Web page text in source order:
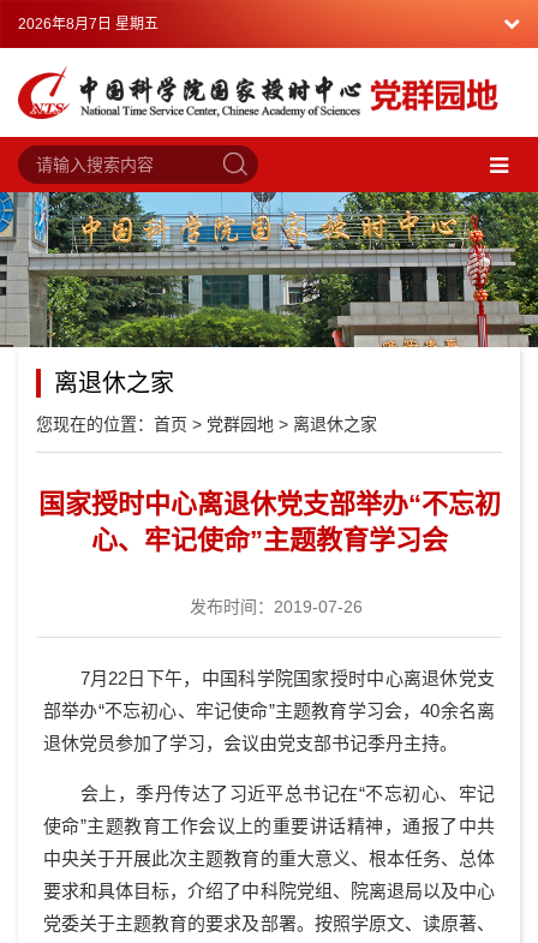
2026年8月7日 星期五
离退休之家
您现在的位置： 首页 > 党群园地 > 离退休之家
国家授时中心离退休党支部举办“不忘初
心、牢记使命”主题教育学习会
发布时间：2019-07-26
7月22日下午，中国科学院国家授时中心离退休党支
部举办“不忘初心、牢记使命”主题教育学习会，40余名离
退休党员参加了学习，会议由党支部书记季丹主持。
会上，季丹传达了习近平总书记在“不忘初心、牢记
使命”主题教育工作会议上的重要讲话精神，通报了中共
中央关于开展此次主题教育的重大意义、根本任务、总体
要求和具体目标，介绍了中科院党组、院离退局以及中心
党委关于主题教育的要求及部署。按照学原文、读原著、